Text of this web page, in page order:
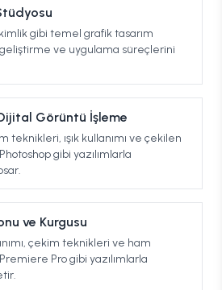
gibi temel grafik tasarım
ve uygulama süreçlerini
Görüntü İşleme
teknikleri, ışık kullanımı ve çekilen
gibi yazılımlarla
ve Kurgusu
çekim teknikleri ve ham
Pro gibi yazılımlarla